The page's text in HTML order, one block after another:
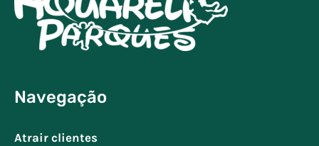
Navegação
Atrair clientes